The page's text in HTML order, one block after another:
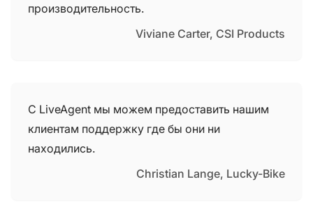
производительность.
Viviane Carter, CSI Products
С LiveAgent мы можем предоставить нашим
клиентам поддержку где бы они ни
находились.
Christian Lange, Lucky-Bike